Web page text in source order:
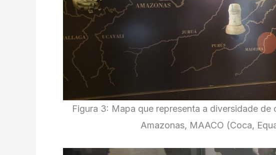
Figura 3: Mapa que representa a diversidade
Amazonas, MAACO (Coca,